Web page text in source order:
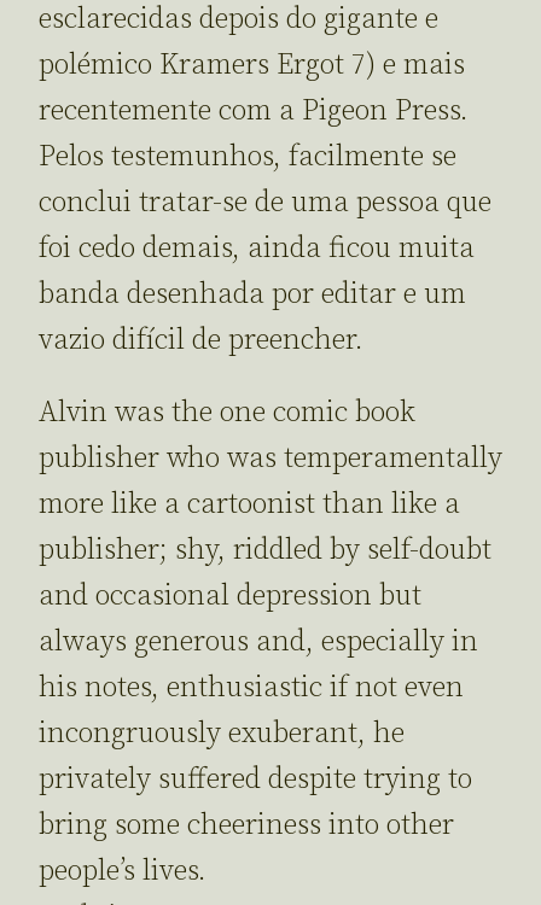
esclarecidas depois do gigante e
polémico Kramers Ergot 7) e mais
recentemente com a Pigeon Press.
Pelos testemunhos, facilmente se
conclui tratar-se de uma pessoa que
foi cedo demais, ainda ficou muita
banda desenhada por editar e um
vazio difícil de preencher.
Alvin was the one comic book
publisher who was temperamentally
more like a cartoonist than like a
publisher; shy, riddled by self-doubt
and occasional depression but
always generous and, especially in
his notes, enthusiastic if not even
incongruously exuberant, he
privately suffered despite trying to
bring some cheeriness into other
people’s lives.